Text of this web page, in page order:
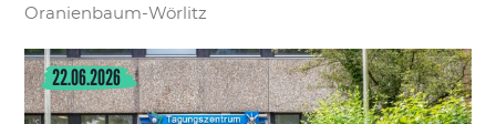
Oranienbaum-Wörlitz
22.06.2026